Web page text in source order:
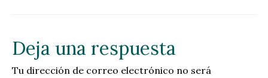
Deja una respuesta
Tu dirección de correo electrónico no será